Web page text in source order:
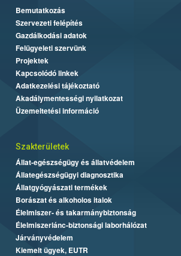
Bemutatkozás
Szervezeti felépítés
Gazdálkodási adatok
Felügyeleti szervünk
Projektek
Kapcsolódó linkek
Adatkezelési tájékoztató
Akadálymentességi nyilatkozat
Üzemeltetési információ
Szakterületek
Állat-egészségügy és állatvédelem
Állategészségügyi diagnosztika
Állatgyógyászati termékek
Borászat és alkoholos italok
Élelmiszer- és takarmánybiztonság
Élelmiszerlánc-biztonsági laborhálózat
Járványvédelem
Kiemelt ügyek, EUTR